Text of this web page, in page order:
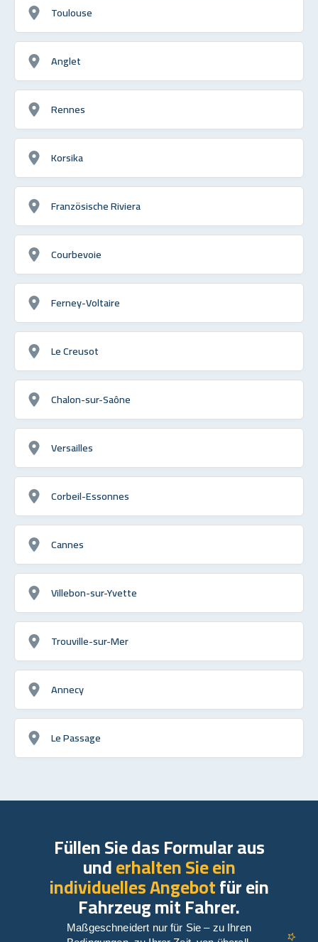
Toulouse
Anglet
Rennes
Korsika
Französische Riviera
Courbevoie
Ferney-Voltaire
Le Creusot
Chalon-sur-Saône
Versailles
Corbeil-Essonnes
Cannes
Villebon-sur-Yvette
Trouville-sur-Mer
Annecy
Le Passage
Füllen Sie das Formular aus
underhalten Sie ein
individuelles Angebotfür ein
Fahrzeug mit Fahrer.
Maßgeschneidert nur für Sie – zu Ihren